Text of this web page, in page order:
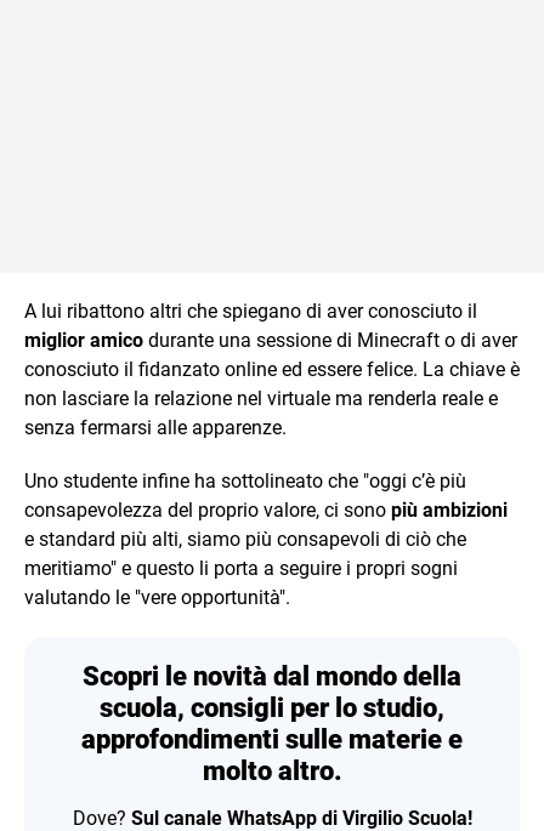
A lui ribattono altri che spiegano di aver conosciuto il
miglior amico durante una sessione di Minecraft o di aver
conosciuto il fidanzato online ed essere felice. La chiave è
non lasciare la relazione nel virtuale ma renderla reale e
senza fermarsi alle apparenze.
Uno studente infine ha sottolineato che "oggi c’è più
consapevolezza del proprio valore, ci sono più ambizioni
e standard più alti, siamo più consapevoli di ciò che
meritiamo" e questo li porta a seguire i propri sogni
valutando le "vere opportunità".
Scopri le novità dal mondo della
scuola, consigli per lo studio,
approfondimenti sulle materie e
molto altro.
Dove? Sul canale WhatsApp di Virgilio Scuola!